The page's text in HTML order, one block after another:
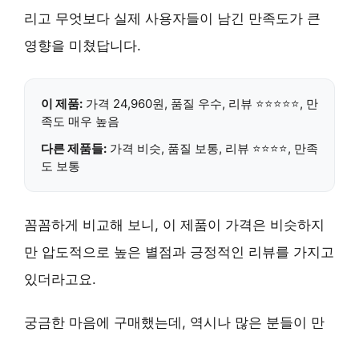
리고 무엇보다 실제 사용자들이 남긴 만족도가 큰
영향을 미쳤답니다.
이 제품: 가격 24,960원, 품질 우수, 리뷰 ⭐⭐⭐⭐⭐, 만
족도 매우 높음
다른 제품들: 가격 비슷, 품질 보통, 리뷰 ⭐⭐⭐⭐, 만족
도 보통
꼼꼼하게 비교해 보니, 이 제품이 가격은 비슷하지
만 압도적으로 높은 별점과 긍정적인 리뷰를 가지고
있더라고요.
궁금한 마음에 구매했는데, 역시나 많은 분들이 만